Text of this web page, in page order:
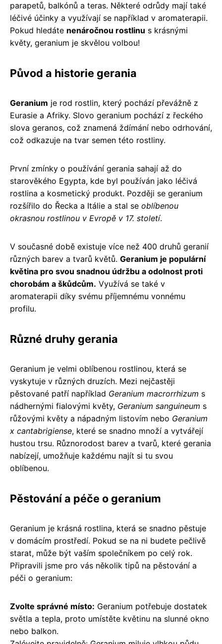
parapetů, balkónů a teras. Některé odrůdy mají také
léčivé účinky a využívají se například v aromaterapii.
Pokud hledáte nenáročnou rostlinu s krásnými
květy, geranium je skvělou volbou!
Původ a historie gerania
Geranium je rod rostlin, který pochází převážně z
Eurasie a Afriky. Slovo geranium pochází z řeckého
slova geranos, což znamená ždímání nebo odrhování,
což odkazuje na tvar semen této rostliny.
První zmínky o používání gerania sahají až do
starověkého Egypta, kde byl používán jako léčivá
rostlina a kosmetický produkt. Později se geranium
rozšířilo do Řecka a Itálie a stal se oblíbenou
okrasnou rostlinou v Evropě v 17. století.
V současné době existuje více než 400 druhů geranií
různých barev a tvarů květů. Geranium je populární
květina pro svou snadnou údržbu a odolnost proti
chorobám a škůdcům. Využívá se také v
aromaterapii díky svému příjemnému vonnému
profilu.
Různé druhy gerania
Geranium je velmi oblíbenou rostlinou, která se
vyskytuje v různých druzích. Mezi nejčastěji
pěstované patří například Geranium macrorrhizum s
nádhernými fialovými květy, Geranium sanguineum s
růžovými květy a nápadným listovím nebo Geranium
x cantabrigiense, které se snadno množí a vytvářejí
hustou trsu. Různorodost barev a tvarů, které gerania
nabízejí, umožňuje každému najít si tu svou
oblíbenou.
Pěstování a péče o geranium
Geranium je krásná rostlina, která se snadno pěstuje
v domácím prostředí. Pokud se na ni budete pečlivě
starat, může být vaším společníkem po celý rok.
Připravili jsme pro vás několik tipů na pěstování a
péči o geranium:
Zvolte správné místo: Geranium potřebuje dostatek
světla a tepla, proto umístěte květinu na slunné okno
nebo balkon.